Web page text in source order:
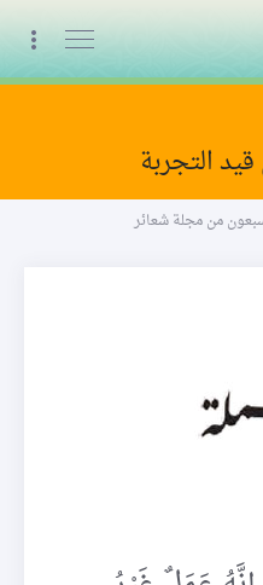
المباشر
التجربة
من مجلة شعائر